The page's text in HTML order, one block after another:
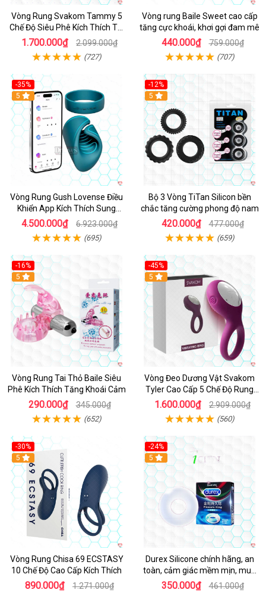
Vòng Rung Svakom Tammy 5
Chế Độ Siêu Phê Kích Thích Tối
Đa
1.700.000₫ 2.099.000₫
(727)
Vòng rung Baile Sweet cao cấp
tăng cực khoái, khơi gợi đam mê
440.000₫ 759.000₫
(707)
-35%
Hot
5
Vòng Rung Gush Lovense Điều
Khiển App Kích Thích Sung
Sướng
4.500.000₫ 6.923.000₫
(695)
-12%
5
Bộ 3 Vòng TiTan Silicon bền
chắc tăng cường phong độ nam
420.000₫ 477.000₫
(659)
-16%
Hot
5
Vòng Rung Tai Thỏ Baile Siêu
Phê Kích Thích Tăng Khoái Cảm
290.000₫ 345.000₫
(652)
-45%
5
Vòng Đeo Dương Vật Svakom
Tyler Cao Cấp 5 Chế Độ Rung
Mạnh Mẽ Kích Thích Điểm G
1.600.000₫ 2.909.000₫
(560)
-30%
Hot
5
Vòng Rung Chisa 69 ECSTASY
10 Chế Độ Cao Cấp Kích Thích
890.000₫ 1.271.000₫
-24%
5
Durex Silicone chính hãng, an
toàn, cảm giác mềm mịn, mua
ngay
350.000₫ 461.000₫